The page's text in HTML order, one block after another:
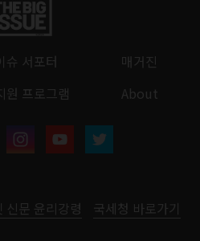
슈 서포터
매거진
원 프로그램 About
신문 윤리강령 국세청 바로가기